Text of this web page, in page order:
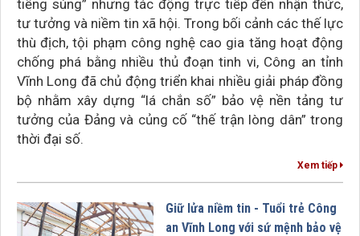
tiếng súng” nhưng tác động trực tiếp đến nhận thức,
tư tưởng và niềm tin xã hội. Trong bối cảnh các thế lực
thù địch, tội phạm công nghệ cao gia tăng hoạt động
chống phá bằng nhiều thủ đoạn tinh vi, Công an tỉnh
Vĩnh Long đã chủ động triển khai nhiều giải pháp đồng
bộ nhằm xây dựng “lá chắn số” bảo vệ nền tảng tư
tưởng của Đảng và củng cố “thế trận lòng dân” trong
thời đại số.
Xem tiếp
Giữ lửa niềm tin - Tuổi trẻ Công
an Vĩnh Long với sứ mệnh bảo vệ